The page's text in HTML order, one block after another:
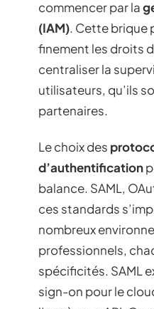
commencer par la
(IAM). Cette brique
finement les droits
centraliser la
utilisateurs, qu’ils
partenaires.
Le choix des
d’authentification
balance. SAML,
ces standards
nombreux
professionnels,
spécificités. SAML
sign-on pour le